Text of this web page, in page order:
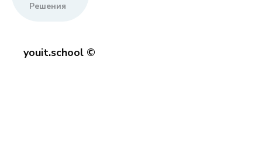
Решения
youit.school ©